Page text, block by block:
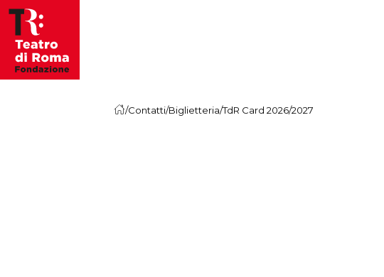
Vai al contenuto
/Contatti/Biglietteria/TdR Card 2026/2027